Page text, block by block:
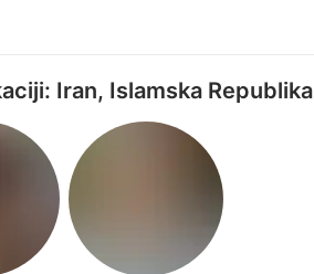
Iran, Islamska Republika